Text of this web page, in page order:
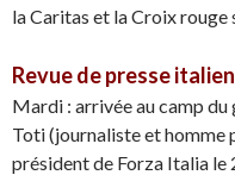
la Caritas et la Croix
Revue de presse
Mardi : arrivée au camp
Toti (journaliste et homme
président de Forza Italia le